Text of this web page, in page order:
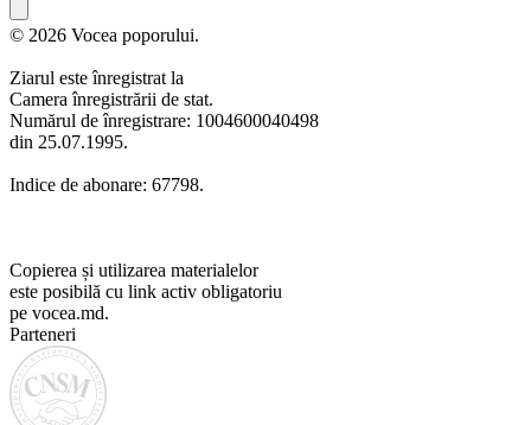
© 2026 Vocea poporului.
Ziarul este înregistrat la
Camera înregistrării de stat.
Numărul de înregistrare: 1004600040498
din 25.07.1995.
Indice de abonare: 67798.
Copierea și utilizarea materialelor
este posibilă cu link activ obligatoriu
pe vocea.md.
Parteneri